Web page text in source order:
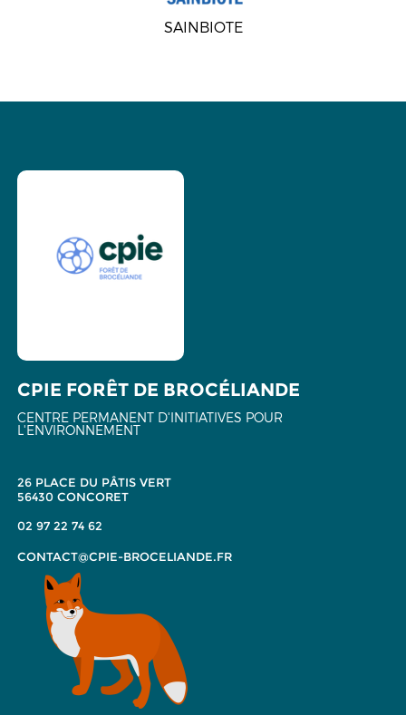
SAINBIOTE
CPIE FORÊT DE BROCÉLIANDE
CENTRE PERMANENT D'INITIATIVES POUR
L'ENVIRONNEMENT
26 PLACE DU PÂTIS VERT
56430 CONCORET
02 97 22 74 62
CONTACT@CPIE-BROCELIANDE.FR